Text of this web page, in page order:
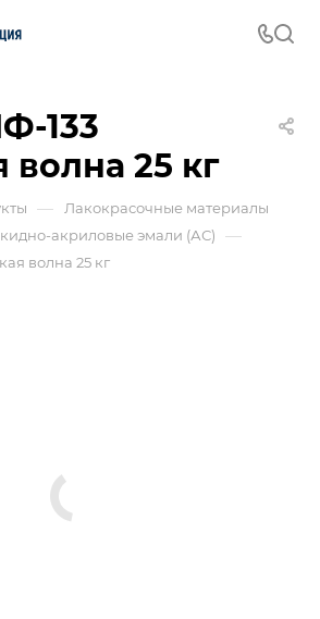
133
волна 25 кг
— Лакокрасочные материалы
акриловые эмали (АС) —
волна 25 кг